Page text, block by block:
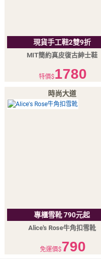
現貨手工鞋2雙9折
MIT簡約真皮復古紳士鞋
特價$1780
時尚大道
專櫃雪靴 790元起
Alice's Rose牛角扣雪靴
免運價$790